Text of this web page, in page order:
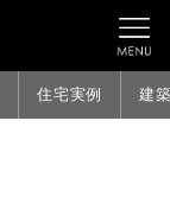
住宅実例 建